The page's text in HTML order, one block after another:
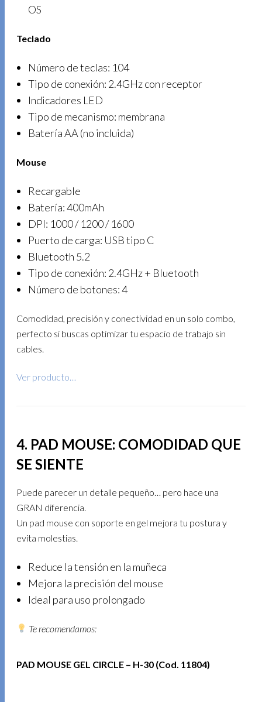
OS
Teclado
Número de teclas: 104
Tipo de conexión: 2.4GHz con receptor
Indicadores LED
Tipo de mecanismo: membrana
Batería AA (no incluida)
Mouse
Recargable
Batería: 400mAh
DPI: 1000 / 1200 / 1600
Puerto de carga: USB tipo C
Bluetooth 5.2
Tipo de conexión: 2.4GHz + Bluetooth
Número de botones: 4
Comodidad, precisión y conectividad en un solo combo,
perfecto si buscas optimizar tu espacio de trabajo sin
cables.
Ver producto…
4. PAD MOUSE: COMODIDAD QUE
SE SIENTE
Puede parecer un detalle pequeño… pero hace una
GRAN diferencia.
Un pad mouse con soporte en gel mejora tu postura y
evita molestias.
Reduce la tensión en la muñeca
Mejora la precisión del mouse
Ideal para uso prolongado
Te recomendamos:
PAD MOUSE GEL CIRCLE – H-30 (Cod. 11804)